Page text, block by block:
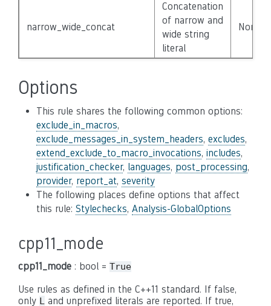
narrow_wide_concat
Concatenation
of narrow and
wide string
literal
None
Options
This rule shares the following common options:
exclude_in_macros,
exclude_messages_in_system_headers, excludes,
extend_exclude_to_macro_invocations, includes,
justification_checker, languages, post_processing,
provider, report_at, severity
The following places define options that affect
this rule: Stylechecks, Analysis-GlobalOptions
cpp11_mode
cpp11_mode : bool = True
Use rules as defined in the C++11 standard. If false,
only L and unprefixed literals are reported. If true,